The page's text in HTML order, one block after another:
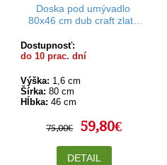
Doska pod umývadlo
80x46 cm dub craft zlatý
Dostupnosť:
do 10 prac. dní
Výška: 1,6 cm
Šírka: 80 cm
Hĺbka: 46 cm
75,00€ 59,80€
DETAIL